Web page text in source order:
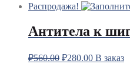
Распродажа!
Антитела к
₽560.00 ₽280.00 В заказ